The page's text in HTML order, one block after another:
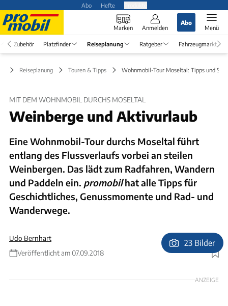
Abo Hefte
Marken Anmelden
Abo
Menü
Zubehör Platzfinder Reiseplanung Ratgeber Fahrzeugmarkt
Reiseplanung Touren & Tipps Wohnmobil-Tour Moseltal: Tipps und
MIT DEM WOHNMOBIL DURCHS MOSELTAL
Weinberge und Aktivurlaub
Eine Wohnmobil-Tour durchs Moseltal führt
entlang des Flussverlaufs vorbei an steilen
Weinbergen. Das lädt zum Radfahren, Wandern
und Paddeln ein. promobilhat alle Tipps für
Geschichtliches, Genussmomente und Rad- und
Wanderwege.
Udo Bernhart
Veröffentlicht am 07.09.2018
Foto: Udo Bernhart
23 Bilder
ANZEIGE